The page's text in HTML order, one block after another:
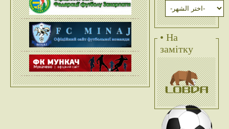
• На
замітку